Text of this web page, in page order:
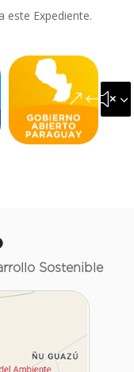
este Expediente.
Sostenible